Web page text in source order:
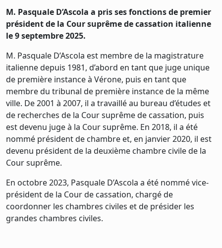
M. Pasquale D’Ascola a pris ses fonctions de premier
président de la Cour suprême de cassation italienne
le 9 septembre 2025.
M. Pasquale D’Ascola est membre de la magistrature
italienne depuis 1981, d’abord en tant que juge unique
de première instance à Vérone, puis en tant que
membre du tribunal de première instance de la même
ville. De 2001 à 2007, il a travaillé au bureau d’études et
de recherches de la Cour suprême de cassation, puis
est devenu juge à la Cour suprême. En 2018, il a été
nommé président de chambre et, en janvier 2020, il est
devenu président de la deuxième chambre civile de la
Cour suprême.
En octobre 2023, Pasquale D’Ascola a été nommé vice-
président de la Cour de cassation, chargé de
coordonner les chambres civiles et de présider les
grandes chambres civiles.